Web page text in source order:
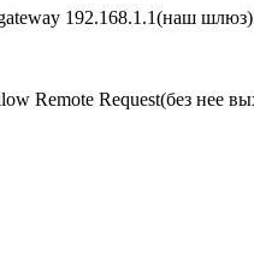
192.168.1.1(наш
Remote Request(без нее